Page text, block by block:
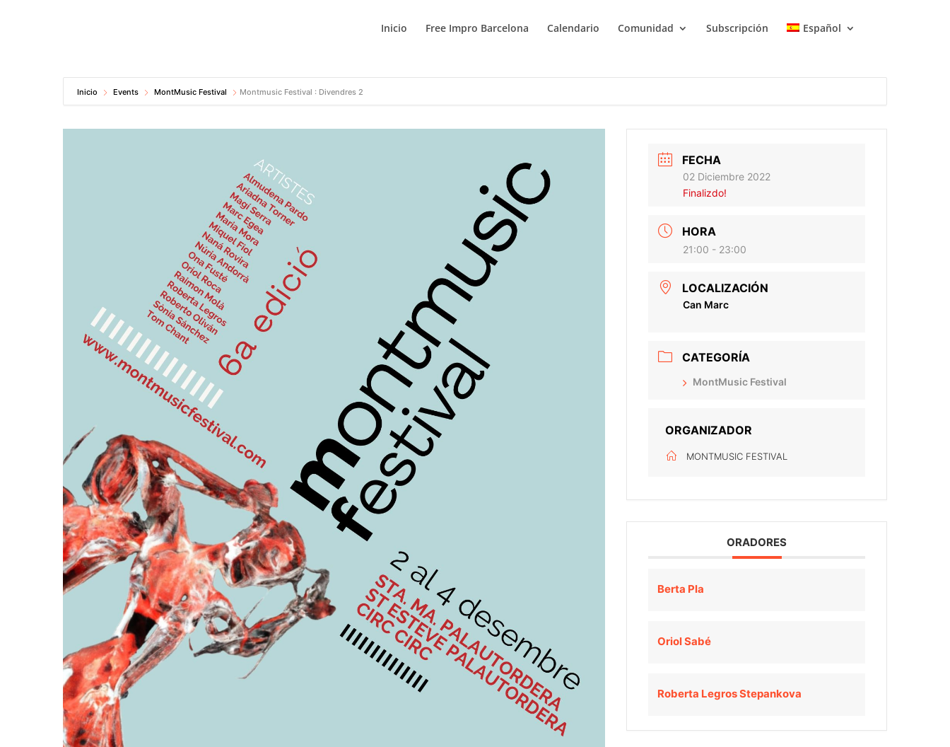
Inicio Free Impro Barcelona Calendario Comunidad Subscripción Español
Inicio Events MontMusic Festival Montmusic Festival : Divendres 2
FECHA
02 Diciembre 2022
Finalizdo!
HORA
21:00 - 23:00
LOCALIZACIÓN
Can Marc
CATEGORÍA
MontMusic Festival
ORGANIZADOR
MONTMUSIC FESTIVAL
ORADORES
Berta Pla
Oriol Sabé
Roberta Legros Stepankova